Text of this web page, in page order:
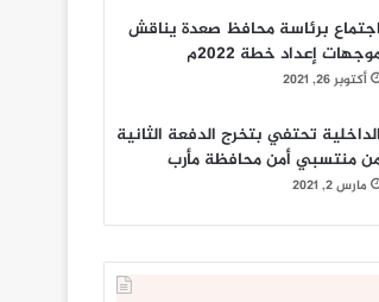
اجتماع برئاسة محافظ صعدة يناقش
إعداد خطة 2022م
أكتوبر 26, 2021
الداخلية تحتفي بتخرج الدفعة الثانية
منتسبي أمن محافظة مأرب
مارس 2, 2021